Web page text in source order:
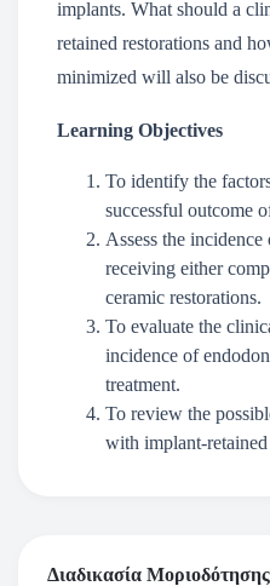
implants. What should a
retained restorations and
minimized will also be
Learning Objectives
To identify the
successful outcome
Assess the
receiving either
ceramic restorations.
To evaluate the
incidence of
treatment.
To review the
with implant-retained
Διαδικασία Μοριοδότησης